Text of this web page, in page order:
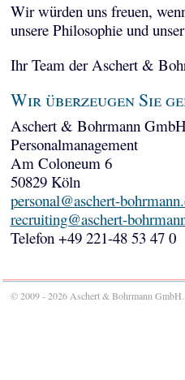
Wir würden uns freuen,
unsere Philosophie und
Ihr Team der Aschert &
Wir überzeugen Sie
Aschert & Bohrmann
Personalmanagement
Am Coloneum 6
50829 Köln
personal@aschert-
recruiting@aschert-
Telefon +49 221-48 53 47 0
© 2009 - 2026 Aschert & Bohrmann GmbH.